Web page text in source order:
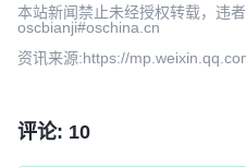
本站新闻禁止未经授权转载，违
oscbianji#oschina.cn
资讯来源:https://
评论: 10